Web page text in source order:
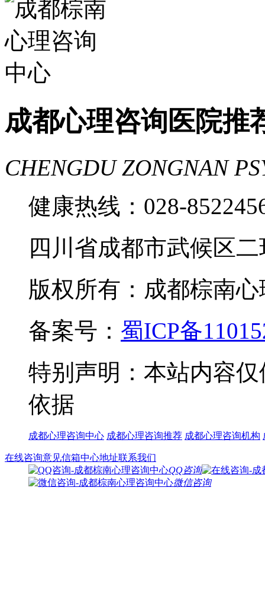
费
成都心理医院哪里好
成都心理咨询医院推
CHENGDU ZONGNAN
健康热线：028-
四川省成都市武候区
版权所有：成都棕南
备案号： 蜀ICP备
特别声明：本站内容
依据
成都心理咨询中心 成都心理咨询推荐 成都心理咨询机构
在线咨询意见信箱中心地址联系我们
QQ咨询
微信咨询